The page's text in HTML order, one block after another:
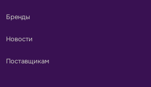
Бренды
Новости
Поставщикам